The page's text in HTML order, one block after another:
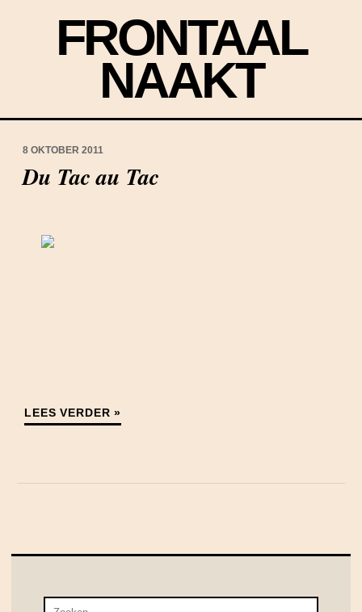
FRONTAAL
NAAKT
8 OKTOBER 2011
Du Tac au Tac
LEES VERDER »